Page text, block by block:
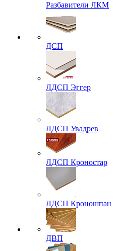
Разбавители ЛКМ
ДСП
ЛДСП Эггер
ЛДСП Увадрев
ЛДСП Кроностар
ЛДСП Кроношпан
ДВП